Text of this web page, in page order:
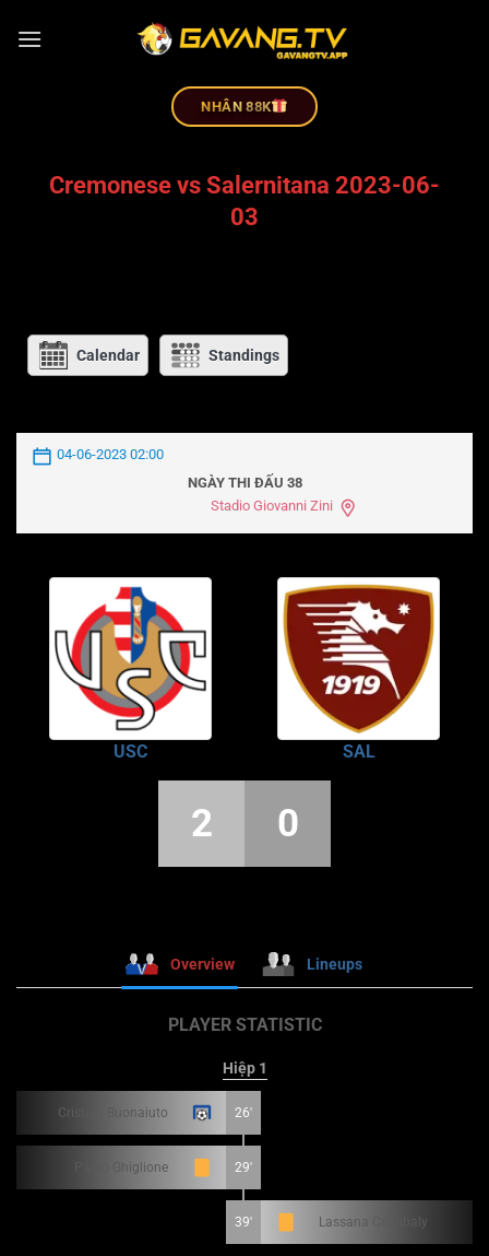
NHÂN 88K
Cremonese vs Salernitana 2023-06-
03
Calendar Standings
04-06-2023 02:00
NGÀY THI ĐẤU 38
Stadio Giovanni Zini
USC SAL
2 0
Overview Lineups
PLAYER STATISTIC
Hiệp 1
Cristian Buonaiuto 26'
Paolo Ghiglione 29'
39' Lassana Coulibaly